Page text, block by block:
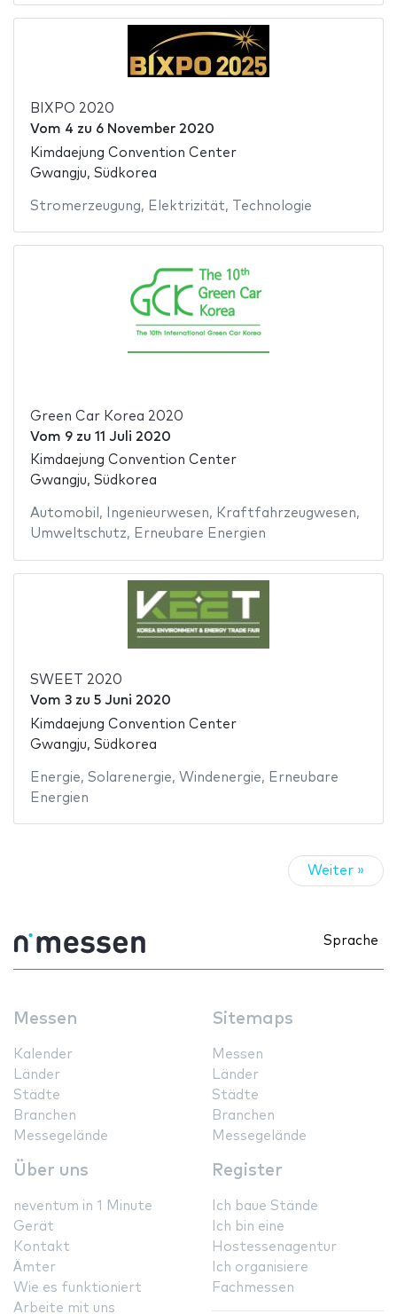
BIXPO 2020
Vom 4 zu 6 November 2020
Kimdaejung Convention Center
Gwangju, Südkorea
Stromerzeugung, Elektrizität, Technologie
Green Car Korea 2020
Vom 9zu 11 Juli 2020
Kimdaejung Convention Center
Gwangju, Südkorea
Automobil , Ingenieurwesen, Kraftfahrzeugwesen,
Umweltschutz, Erneubare Energien
SWEET 2020
Vom 3zu 5 Juni 2020
Kimdaejung Convention Center
Gwangju, Südkorea
Energie, Solarenergie, Windenergie, Erneubare
Energien
Weiter »
Sprache
Messen
Kalender
Länder
Städte
Branchen
Messegelände
Sitemaps
Messen
Länder
Städte
Branchen
Messegelände
Über uns
neventum in 1 Minute
Gerät
Kontakt
Ämter
Wie es funktioniert
Arbeite mit uns
Register
Ich baue Stände
Ich bin eine
Hostessenagentur
Ich organisiere
Fachmessen